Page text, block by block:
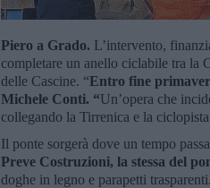
Piero a Grado. L’intervento,
completare un anello ciclabile tra la
delle Cascine. “Entro fine
Michele Conti. “Un’opera che
collegando la Tirrenica e la
Il ponte sorgerà dove un tempo
Preve Costruzioni, la stessa del
doghe in legno e parapetti